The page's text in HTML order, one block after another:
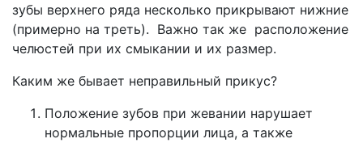
зубы верхнего ряда несколько прикрывают нижние
(примерно на треть). Важно так же расположение
челюстей при их смыкании и их размер.
Каким же бывает неправильный прикус?
Положение зубов при жевании нарушает
нормальные пропорции лица, а также